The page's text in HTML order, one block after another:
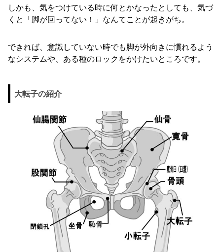
しかも、気をつけている時に何とかなったとしても、気づ
くと「脚が回ってない！」なんてことが起きがち。
できれば、意識していない時でも脚が外向きに慣れるよう
なシステムや、ある種のロックをかけたいところです。
大転子の紹介